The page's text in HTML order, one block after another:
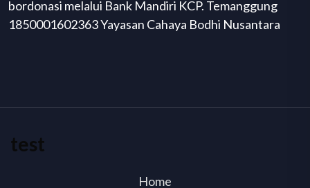
bordonasi melalui Bank Mandiri KCP. Temanggung
1850001602363 Yayasan Cahaya Bodhi Nusantara
test
Home